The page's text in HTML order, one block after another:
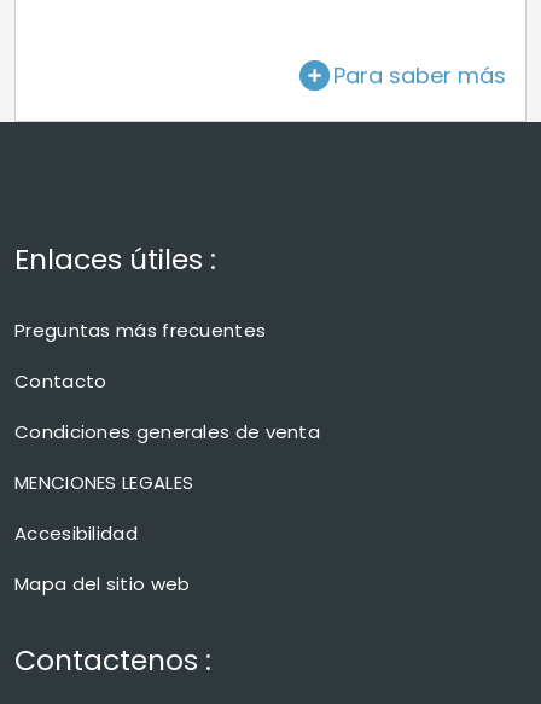
Para saber más
Enlaces útiles :
Preguntas más frecuentes
Contacto
Condiciones generales de venta
MENCIONES LEGALES
Accesibilidad
Mapa del sitio web
Contactenos :